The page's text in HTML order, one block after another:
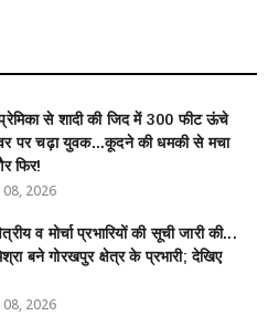
से शादी की जिद में 300 फीट ऊंचे
पर चढ़ा युवक...कूदने की धमकी से मचा
फिर!
2026
व मोर्चा प्रभारियों की सूची जारी की...
बने गोरखपुर क्षेत्र के प्रभारी; देखिए
2026